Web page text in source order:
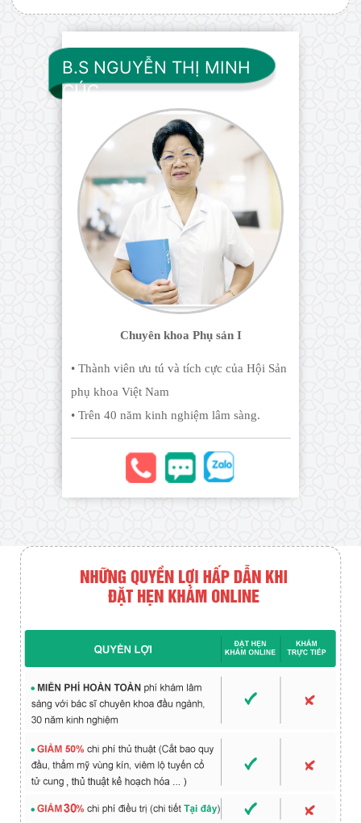
B.S NGUYỄN THỊ MINH
CÚC
Chuyên khoa Phụ sản I
• Thành viên ưu tú và tích cực của Hội Sản
phụ khoa Việt Nam
• Trên 40 năm kinh nghiệm lâm sàng.